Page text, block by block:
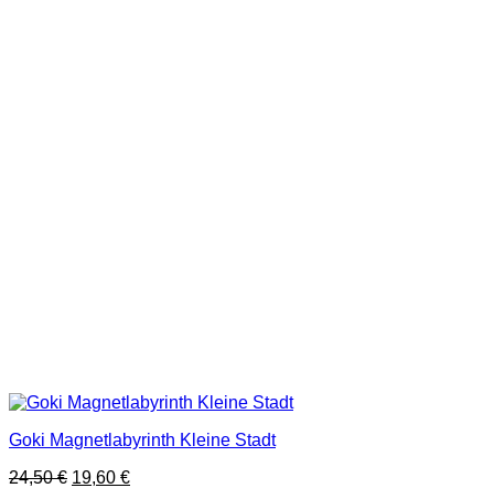
Goki Magnetlabyrinth Kleine Stadt
24,50€ Ursprünglicher
19,60 €Aktueller